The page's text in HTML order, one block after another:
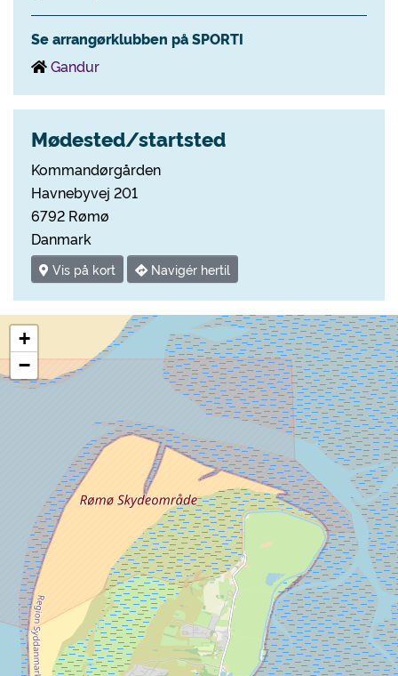
Se arrangørklubben på SPORTI
Gandur
Mødested/startsted
Kommandørgården
Havnebyvej 201
6792 Rømø
Danmark
Vis på kort Navigér hertil
+
−